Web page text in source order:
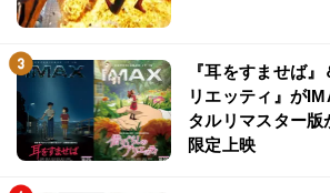
『耳をすませば
リエッティ』が
タルリマスター版
限定上映